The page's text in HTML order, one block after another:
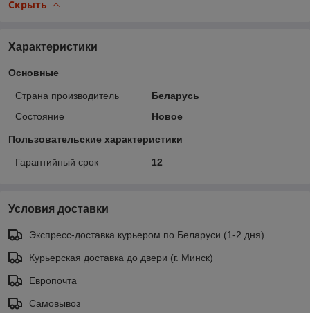
Скрыть
Характеристики
Основные
Страна производитель
Беларусь
Состояние
Новое
Пользовательские характеристики
Гарантийный срок 12
Условия доставки
Экспресс-доставка курьером по Беларуси (1-2 дня)
Курьерская доставка до двери (г. Минск)
Европочта
Самовывоз